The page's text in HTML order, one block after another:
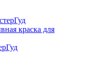
краска для